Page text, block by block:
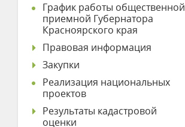
График работы общественной
приемной Губернатора
Красноярского края
Правовая информация
Закупки
Реализация национальных
проектов
Результаты кадастровой
оценки